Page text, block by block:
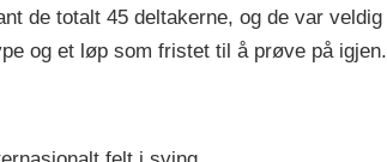
de totalt 45 deltakerne, og de var
og et løp som fristet til å prøve på igjen.